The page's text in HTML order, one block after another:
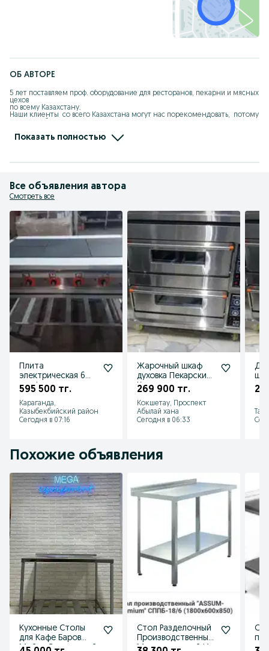
ОБ АВТОРЕ
5 лет поставляем проф. оборудование для ресторанов, пекарни и мясных
цехов
по всему Казахстану.
Наши клиенты  со всего Казахстана могут нас порекомендовать,  потому
С уважением,  директор компании ASTECH.KZ
Показать полностью
Все объявления автора
Смотреть все
Плита
электрическая 6
конфорная
промышленная
новая Караганда
ресторан
595 500 тг.
Караганда,
Казыбекбийский район
Сегодня в 07:16
Жарочный шкаф
духовка Пекарские
Кокшетау печь
плита
269 900 тг.
Кокшетау, Проспект
Абылай хана
Сегодня в 06:33
Похожие объявления
Кухонные Столы
для Кафе Баров
Мойка Секционный
Стол Разделочный
Производственный
Металлический Из